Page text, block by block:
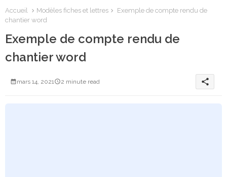
Accueil Modèles fiches et lettres
Exemple de compte rendu de
chantier word
Exemple de compte rendu de
chantier word
mars 14, 2021 2 minute read share